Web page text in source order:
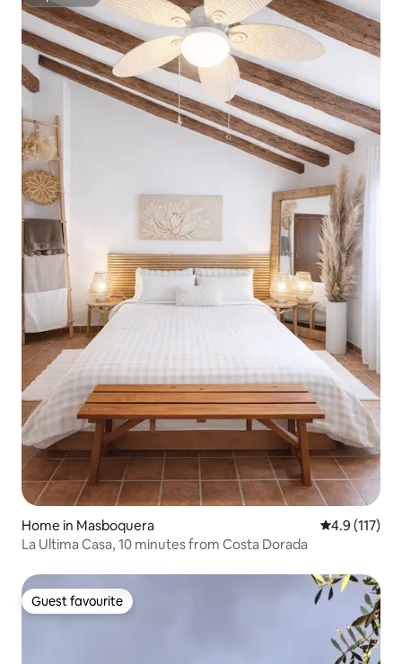
Home in Masboquera 4.9 out of 5
4.9 (117)
La Ultima Casa, 10 minutes from Costa Dorada
Guest favourite
Guest favourite